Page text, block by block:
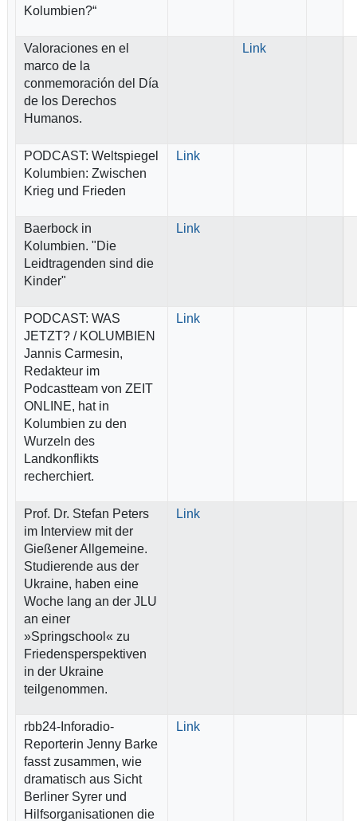
Kolumbien?“
Valoraciones en el
marco de la
conmemoración del Día
de los Derechos
Humanos.
Link
PODCAST: Weltspiegel
Kolumbien: Zwischen
Krieg und Frieden
Link
Baerbock in
Kolumbien. "Die
Leidtragenden sind die
Kinder"
Link
PODCAST: WAS
JETZT? / KOLUMBIEN
Jannis Carmesin,
Redakteur im
Podcastteam von ZEIT
ONLINE, hat in
Kolumbien zu den
Wurzeln des
Landkonflikts
recherchiert.
Link
Prof. Dr. Stefan Peters
im Interview mit der
Gießener Allgemeine.
Studierende aus der
Ukraine, haben eine
Woche lang an der JLU
an einer
»Springschool« zu
Friedensperspektiven
in der Ukraine
teilgenommen.
Link
rbb24-Inforadio-
Reporterin Jenny Barke
fasst zusammen, wie
dramatisch aus Sicht
Berliner Syrer und
Hilfsorganisationen die
Link